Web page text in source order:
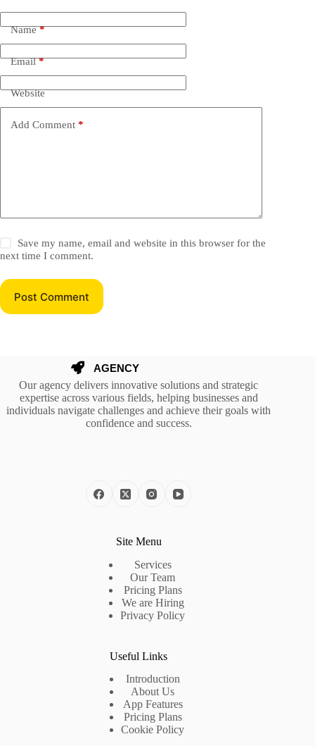
Name*
Email*
Website
Add Comment *
Save my name, email and website in this browser for the
next time I comment.
Post Comment
Our agency delivers innovative solutions and strategic
expertise across various fields, helping businesses and
individuals navigate challenges and achieve their goals with
confidence and success.
Site Menu
Services
Our Team
Pricing Plans
We are Hiring
Privacy Policy
Useful Links
Introduction
About Us
App Features
Pricing Plans
Cookie Policy